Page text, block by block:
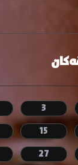
3
15
27